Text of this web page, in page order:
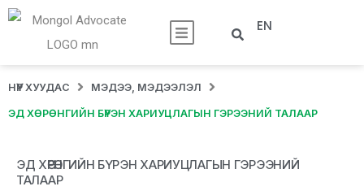
EN
НҮҮР ХУУДАС МЭДЭЭ, МЭДЭЭЛЭЛ
ЭД ХӨРӨНГИЙН БҮРЭН ХАРИУЦЛАГЫН ГЭРЭЭНИЙ ТАЛААР
ЭД ХӨРӨНГИЙН БҮРЭН ХАРИУЦЛАГЫН ГЭРЭЭНИЙ
ТАЛААР